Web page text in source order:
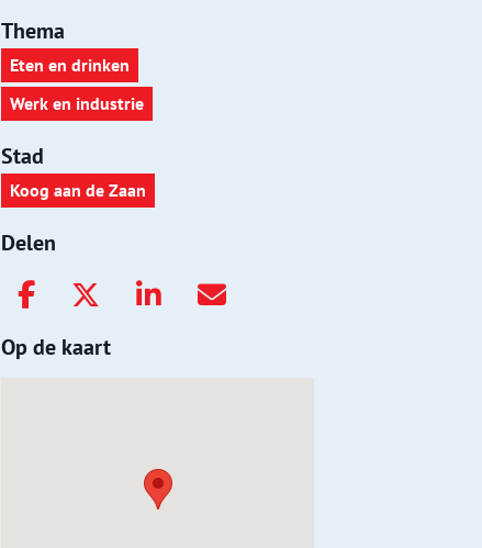
Thema
Eten en drinken
Werk en industrie
Stad
Koog aan de Zaan
Delen
Op de kaart